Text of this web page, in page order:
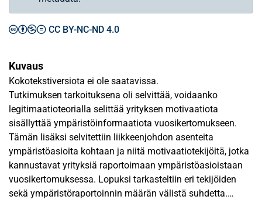
CC BY-NC-ND 4.0
Kuvaus
Kokotekstiversiota ei ole saatavissa.
Tutkimuksen tarkoituksena oli selvittää, voidaanko
legitimaatioteorialla selittää yrityksen motivaatiota
sisällyttää ympäristöinformaatiota vuosikertomukseen.
Tämän lisäksi selvitettiin liikkeenjohdon asenteita
ympäristöasioita kohtaan ja niitä motivaatiotekijöitä, jotka
kannustavat yrityksiä raportoimaan ympäristöasioistaan
vuosikertomuksessa. Lopuksi tarkasteltiin eri tekijöiden
sekä ympäristöraportoinnin määrän välistä suhdetta.